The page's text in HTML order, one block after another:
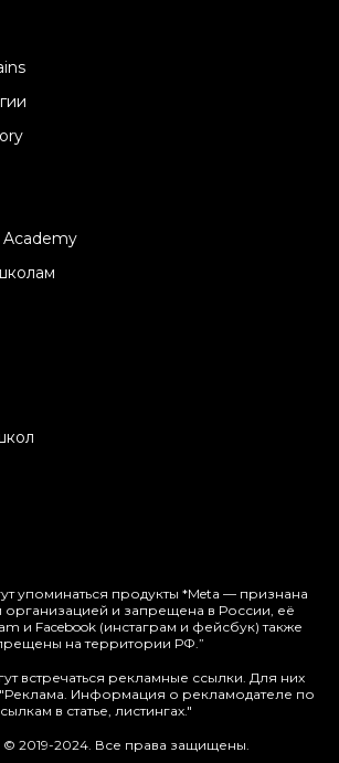
упоминаться продукты *Meta — признана
организацией и запрещена в России, её
и Facebook (инстаграм и фейсбук) также
на территории РФ.”
встречаться рекламные ссылки. Для них
"Реклама. Информация о рекламодателе по
в статье, листингах."
© 2019-2024. Все права защищены.